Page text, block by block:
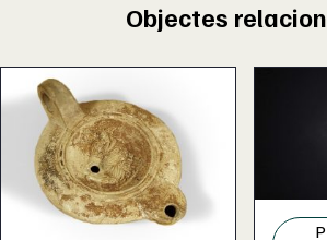
Objectes